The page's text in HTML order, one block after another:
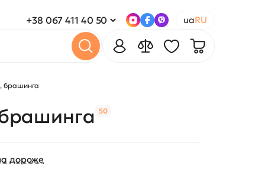
+38 067 411 40 50 uaRU
брашинга
50
дороже